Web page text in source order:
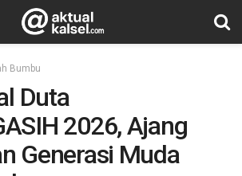
Bumbu
Duta
2026, Ajang
Generasi Muda